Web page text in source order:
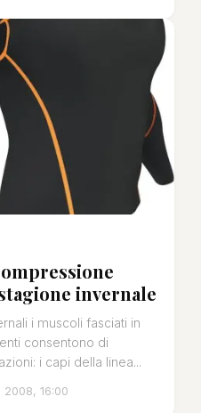
invernale
i muscoli fasciati in
consentono di
i capi della linea...
2008, 16:00